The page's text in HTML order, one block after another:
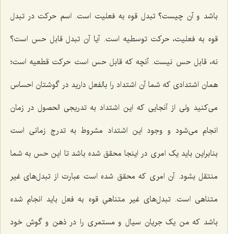
باشد و آن چیست؟ تبدل قوه به فعلیت است. اسم حرکت در تبدل
قوه به فعلیت، حرکت توسطیه است. آیا آن تبدل قابل حس است؟
نه، قابل حس نیست. آنچه که قابل حس است حرکت قطعیه است؛
همان اشتدادی که شما آن اشتداد را بالفعل دارید در گوشتان احساس
می‌کنید ولی از آنجایی که این اشتداد به تدریجی الحصول در زمان
انجام می‌شود و وجود این اشتداد مشروط به تدرج زمانی است
بنابراین باید یک امری در اینجا محقق شده باشد تا این حس به شما
منتقل بشود. آن امری که محقق شده است عبارت از تبدل‌های غیر
متناهی است. تبدل‌های غیر متناهیِ قوه به فعل باید انجام شده
باشد که من یک جریان سیال و مستمری را در ذهن و گوش خود